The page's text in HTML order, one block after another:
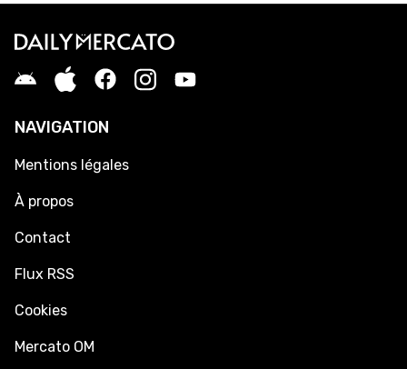
NAVIGATION
Mentions légales
À propos
Contact
Flux RSS
Cookies
Mercato OM